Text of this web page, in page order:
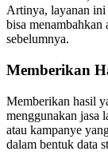
Artinya, layanan ini
bisa menambahkan
sebelumnya.
Memberikan
Memberikan hasil
menggunakan jasa
atau kampanye
dalam bentuk data